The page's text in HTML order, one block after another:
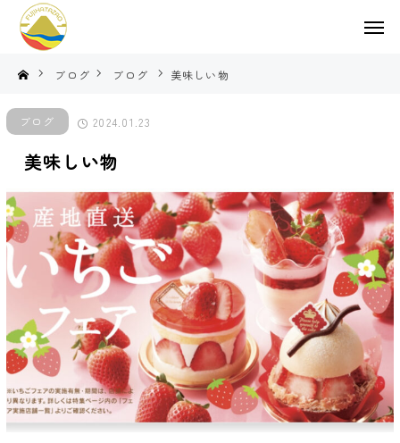
ブログ ブログ 美味しい物
ブログ 2024.01.23
美味しい物